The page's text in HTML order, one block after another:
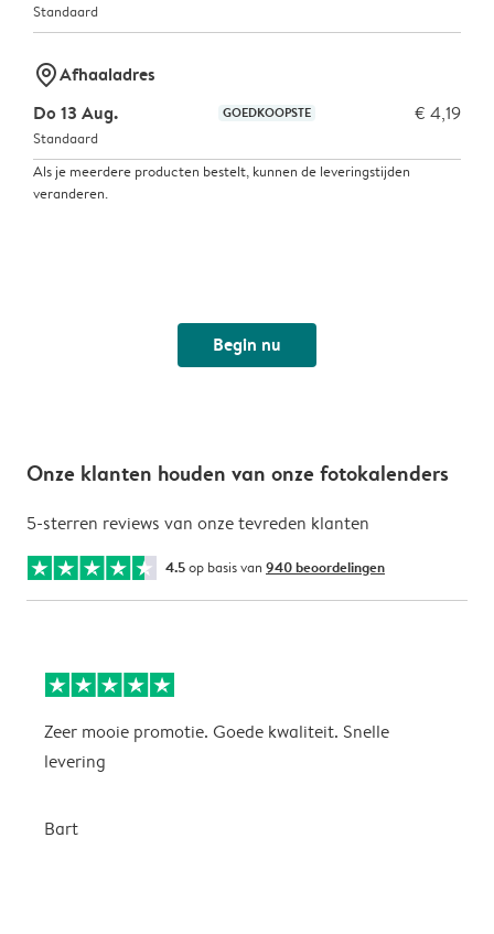
Standaard
marker-pinAfhaaladres
Do 13 Aug.
GOEDKOOPSTE € 4,19
Standaard
Als je meerdere producten bestelt, kunnen de leveringstijden
veranderen.
Begin nu
Onze klanten houden van onze fotokalenders
5-sterren reviews van onze tevreden klanten
4.5op basis van 940 beoordelingen
Zeer mooie promotie. Goede kwaliteit. Snelle
levering
Bart